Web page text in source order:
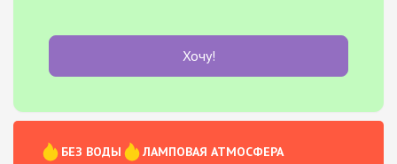
Хочу!
БЕЗ ВОДЫ
ЛАМПОВАЯ АТМОСФЕРА